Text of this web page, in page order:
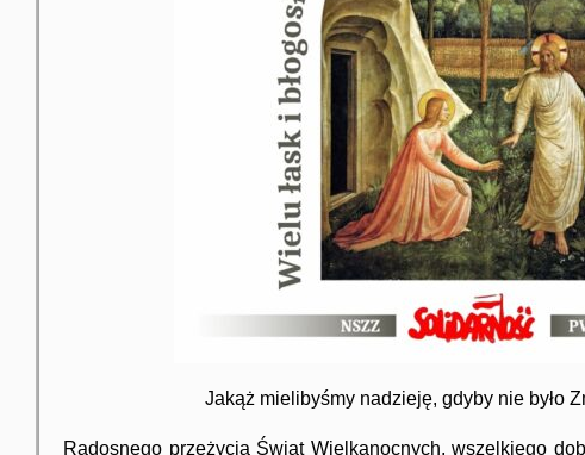
Jakąż mielibyśmy nadzieję, gdyby nie było
Radosnego przeżycia Świąt Wielkanocnych, wszelkiego